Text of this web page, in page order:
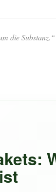
die